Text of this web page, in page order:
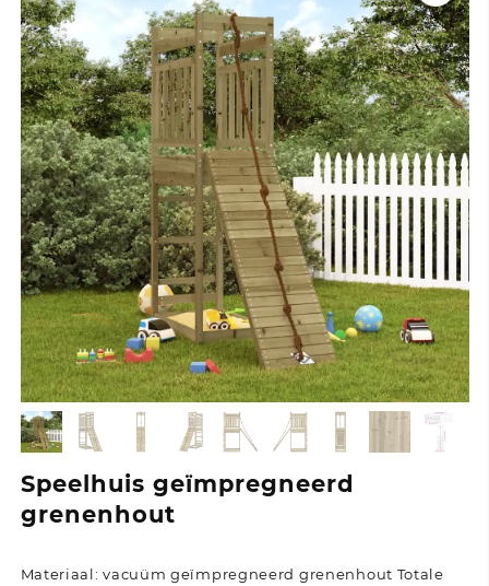
Speelhuis geïmpregneerd
grenenhout
Materiaal: vacuüm geïmpregneerd grenenhout Totale